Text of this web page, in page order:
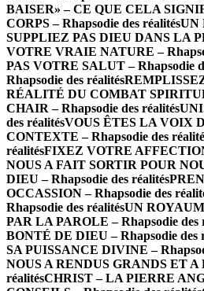
BAISER» – CE QUE CELA
CORPS – Rhapsodie des réalitésUN
SUPPLIEZ PAS DIEU DANS LA
VOTRE VRAIE NATURE –
PAS VOTRE SALUT – Rhapsodie
Rhapsodie des réalités
RÉALITÉ DU COMBAT
CHAIR – Rhapsodie des réalités
des réalitésVOUS ÊTES LA VOIX
CONTEXTE – Rhapsodie des
réalitésFIXEZ VOTRE
NOUS A FAIT SORTIR POUR
DIEU – Rhapsodie des réalités
OCCASSION – Rhapsodie des
Rhapsodie des réalitésUN
PAR LA PAROLE – Rhapsodie des
BONTÉ DE DIEU – Rhapsodie des
SA PUISSANCE DIVINE –
NOUS A RENDUS GRANDS ET A
réalitésCHRIST – LA PIERRE